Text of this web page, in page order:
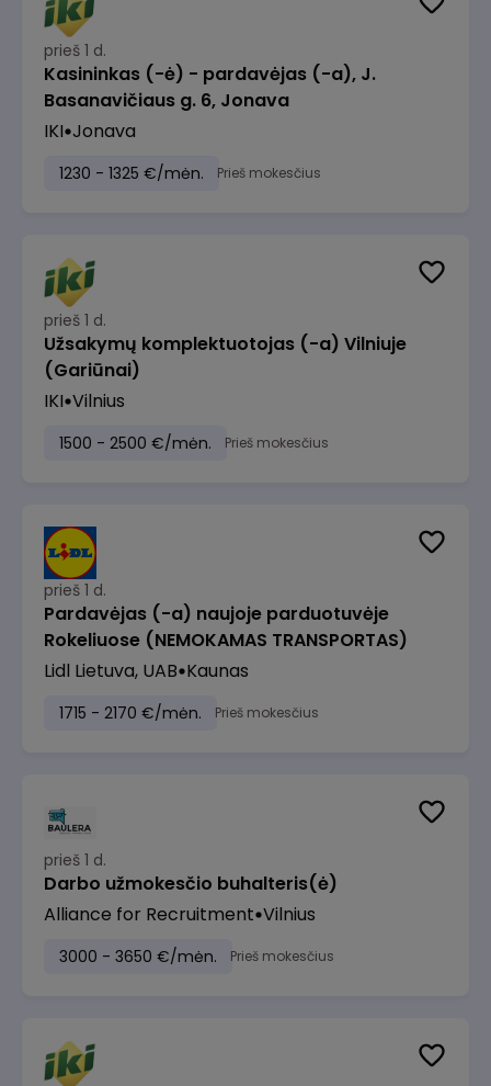
prieš 1 d.
Kasininkas (-ė) - pardavėjas (-a), J.
Basanavičiaus g. 6, Jonava
IKI Jonava
1230 - 1325 €/mėn. Prieš mokesčius
prieš 1 d.
Užsakymų komplektuotojas (-a) Vilniuje
(Gariūnai)
IKI Vilnius
1500 - 2500 €/mėn. Prieš mokesčius
prieš 1 d.
Pardavėjas (-a) naujoje parduotuvėje
Rokeliuose (NEMOKAMAS TRANSPORTAS)
Lidl Lietuva, UAB Kaunas
1715 - 2170 €/mėn. Prieš mokesčius
prieš 1 d.
Darbo užmokesčio buhalteris(ė)
Alliance for Recruitment Vilnius
3000 - 3650 €/mėn. Prieš mokesčius